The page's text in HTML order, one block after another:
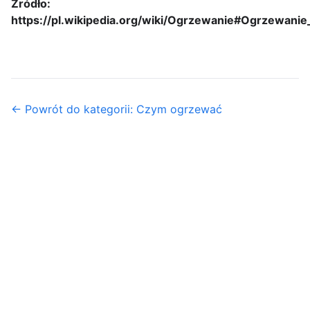
Źródło:
https://pl.wikipedia.org/wiki/
← Powrót do kategorii: Czym ogrzewać